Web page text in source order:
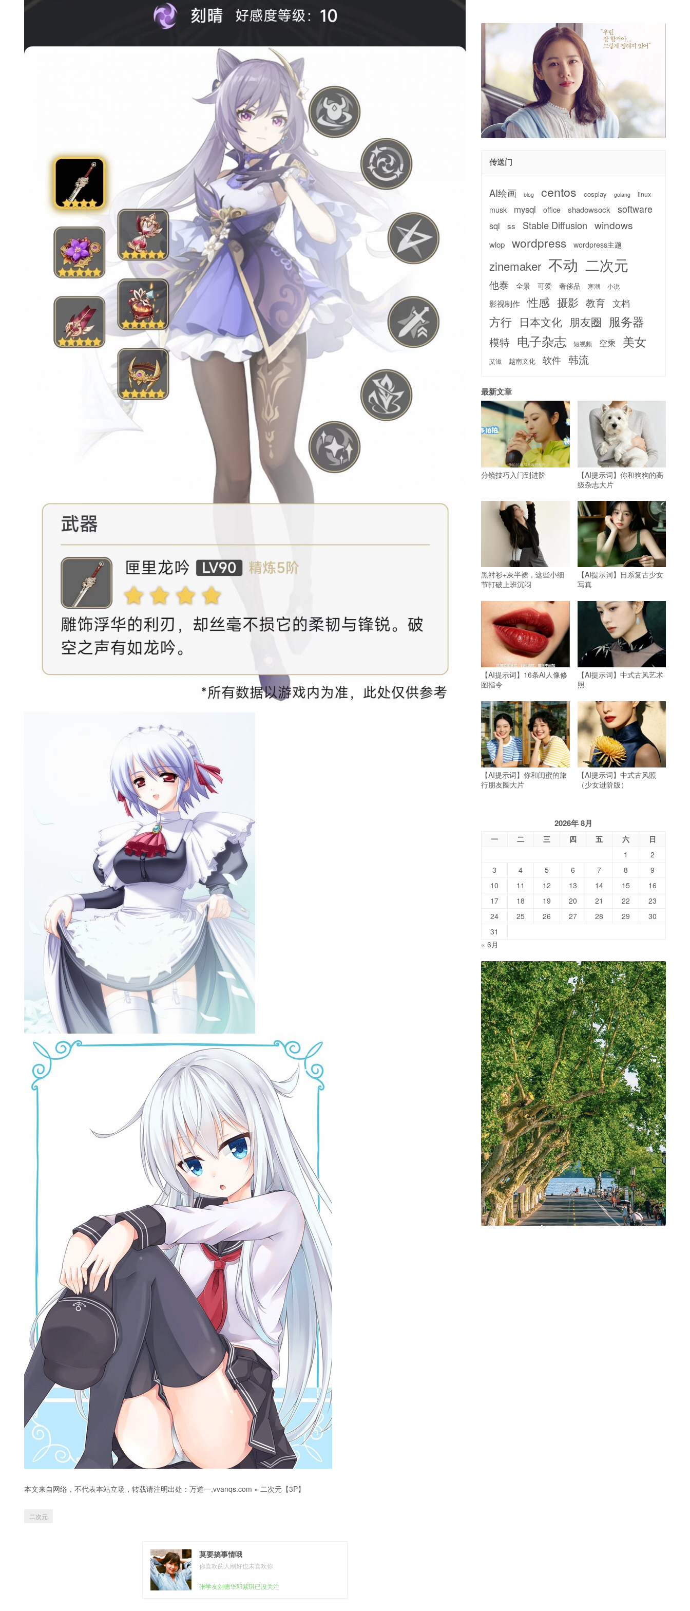
本文来自网络，不代表本站立场，转载请注明出处： 万道一,vvanqs.com » 二次元【3P】
二次元
莫要搞事情哦
你喜欢的人刚好也未喜欢你
张学友刘德华邓紫琪已没关注
传送门
AI绘画 blog centos cosplay golang linux
musk mysql office shadowsock software
sql ss Stable Diffusion windows
wlop wordpress wordpress主题
zinemaker 不动 二次元
他泰 全景 可爱 奢侈品 寒潮 小说
影视制作 性感 摄影 教育 文档
方行 日本文化 朋友圈 服务器
模特 电子杂志 短视频 空乘 美女
艾滋 越南文化 软件 韩流
最新文章
分镜技巧入门到进阶
【AI提示词】你和狗狗的高
级杂志大片
黑衬衫+灰半裙，这些小细
节打破上班沉闷
【AI提示词】日系复古少女
写真
【AI提示词】16条AI人像修
图指令
【AI提示词】中式古风艺术
照
【AI提示词】你和闺蜜的旅
行朋友圈大片
【AI提示词】中式古风照
（少女进阶版）
2026年 8月
一 二 三 四 五 六
日
1
2
3
4 5 6 7 8
9
10
11 12 13 14 15
16
17
18 19 20 21 22
23
24
25 26 27 28 29
30
31
« 6月